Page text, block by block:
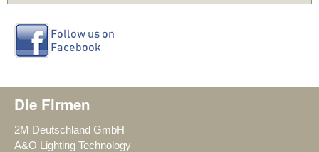
Die Firmen
2M Deutschland GmbH
A&O Lighting Technology